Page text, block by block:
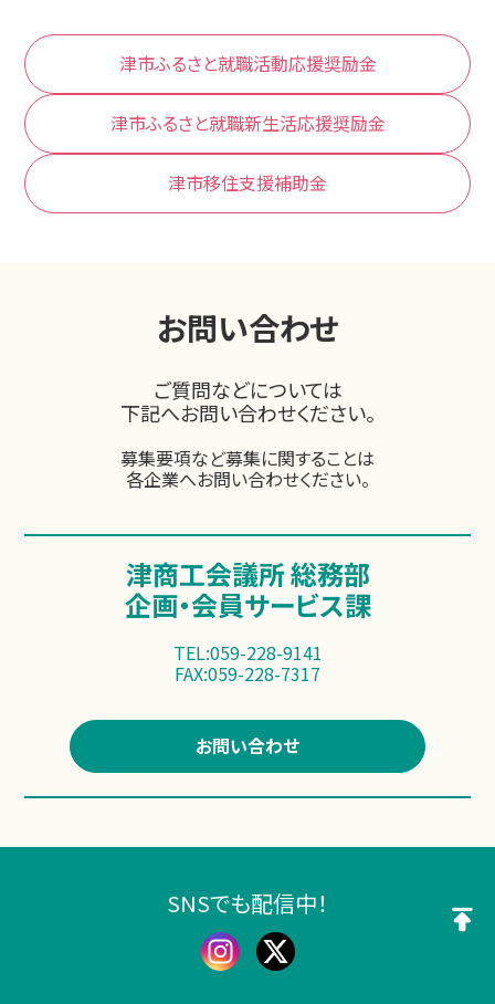
津市ふるさと就職活動応援奨励金
津市ふるさと就職新生活応援奨励金
津市移住支援補助金
お問い合わせ
ご質問などについては
下記へお問い合わせください。
募集要項など募集に関することは
各企業へお問い合わせください。
津商工会議所 総務部
企画・会員サービス課
TEL:059-228-9141
FAX:059-228-7317
お問い合わせ
SNSでも配信中！